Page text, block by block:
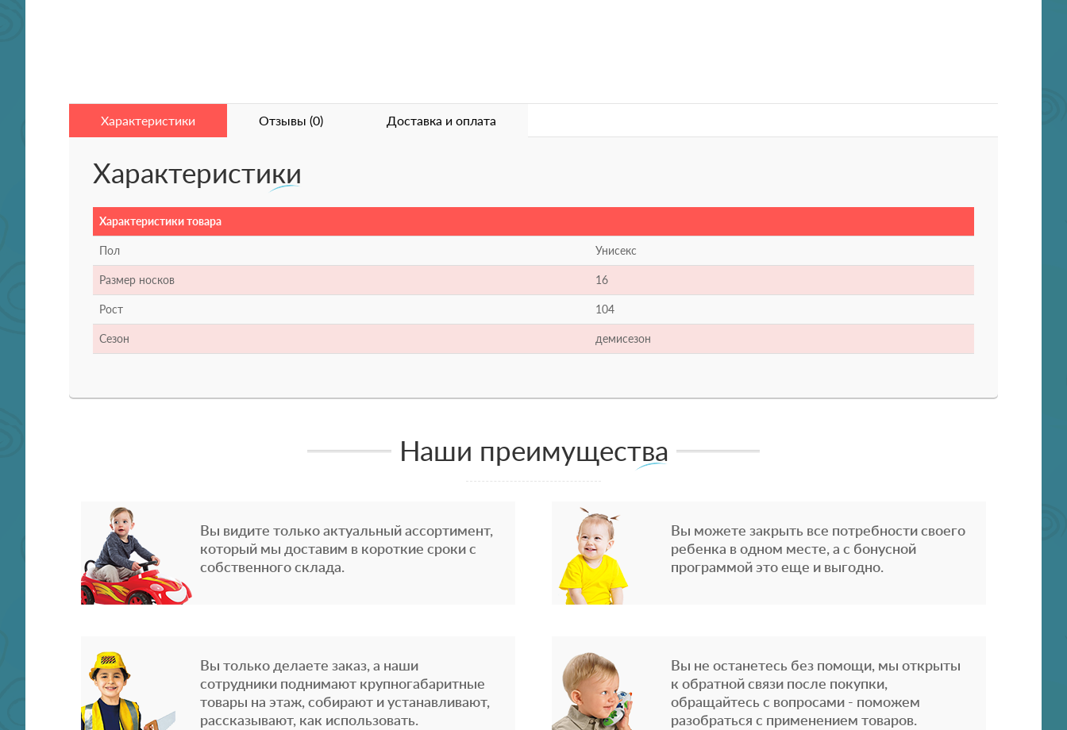
Характеристики Отзывы (0) Доставка и оплата
Характеристики
Характеристики товара
Пол Унисекс
Размер носков 16
Рост 104
Сезон демисезон
Наши преимущества
Вы видите только актуальный ассортимент,
который мы доставим в короткие сроки с
собственного склада.
Вы можете закрыть все потребности своего
ребенка в одном месте, а с бонусной
программой это еще и выгодно.
Вы только делаете заказ, а наши
сотрудники поднимают крупногабаритные
товары на этаж, собирают и устанавливают,
рассказывают, как использовать.
Вы не останетесь без помощи, мы открыты
к обратной связи после покупки,
обращайтесь с вопросами - поможем
разобраться с применением товаров.